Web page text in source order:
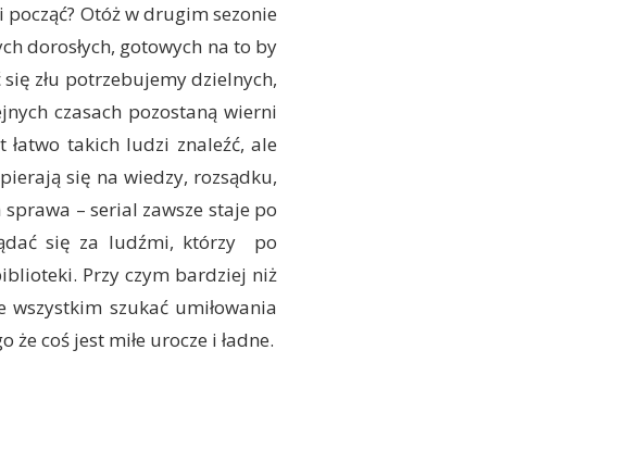
Otóż w drugim sezonie
dorosłych, gotowych na to by
złu potrzebujemy dzielnych,
czasach pozostaną wierni
takich ludzi znaleźć, ale
się na wiedzy, rozsądku,
– serial zawsze staje po
się za ludźmi, którzy po
Przy czym bardziej niż
szukać umiłowania
coś jest miłe urocze i ładne.